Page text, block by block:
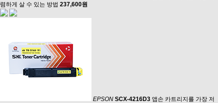
렴하게 살 수 있는 방법 237,600원
EPSON SCX-4216D3 앱손 카트리지를 가장 저